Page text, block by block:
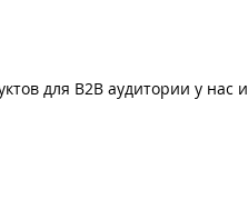
для B2B аудитории у нас и